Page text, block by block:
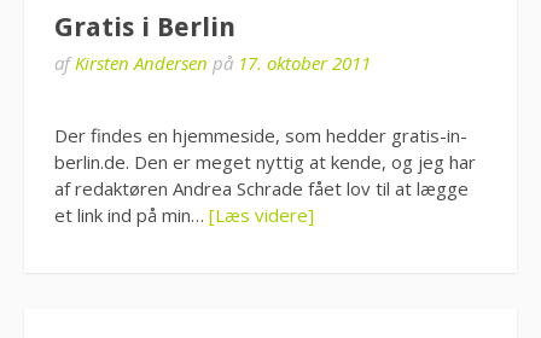
Gratis i Berlin
afKirsten Andersen på 17. oktober 2011
Der findes en hjemmeside, som hedder gratis-in-
berlin.de. Den er meget nyttig at kende, og jeg har
af redaktøren Andrea Schrade fået lov til at lægge
et link ind på min… [Læs videre]